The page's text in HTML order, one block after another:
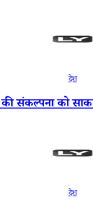
देश
को साकार
देश